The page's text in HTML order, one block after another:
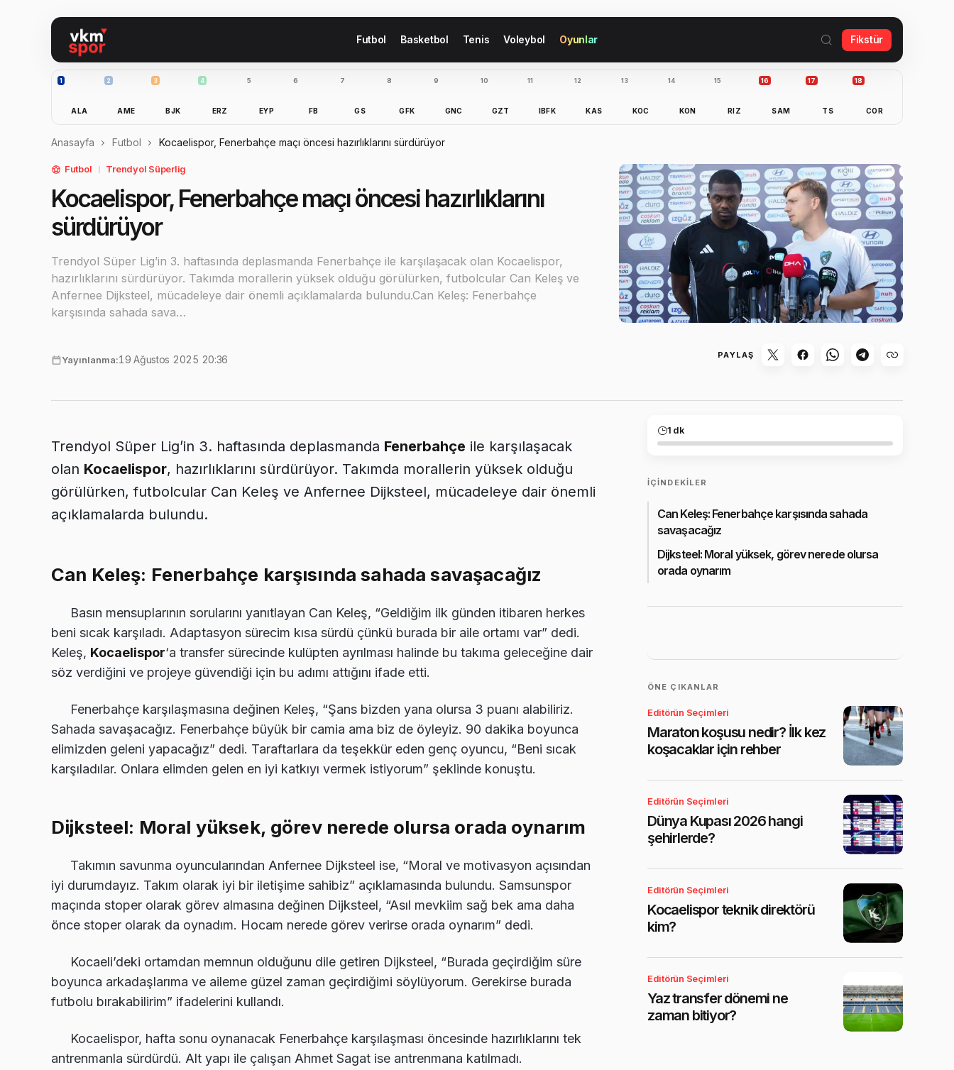
Futbol Basketbol Tenis Voleybol Oyunlar Fikstür
1
ALA
2
AME
3
BJK
4
ERZ
5
EYP
6
FB
7
GS
8
GFK
9
GNC
10
GZT
11
IBFK
12
KAS
13
KOC
14
KON
15
RIZ
16
SAM
17
TS
18
COR
Anasayfa Futbol Kocaelispor, Fenerbahçe maçı öncesi hazırlıklarını sürdürüyor
Futbol Trendyol Süperlig
Kocaelispor, Fenerbahçe maçı öncesi hazırlıklarını
sürdürüyor
Trendyol Süper Lig’in 3. haftasında deplasmanda Fenerbahçe ile karşılaşacak olan Kocaelispor,
hazırlıklarını sürdürüyor. Takımda morallerin yüksek olduğu görülürken, futbolcular Can Keleş ve
Anfernee Dijksteel, mücadeleye dair önemli açıklamalarda bulundu.Can Keleş: Fenerbahçe
karşısında sahada sava…
Yayınlanma:19 Ağustos 2025 20:36 PAYLAŞ
Trendyol Süper Lig’in 3. haftasında deplasmanda Fenerbahçe ile karşılaşacak
olan Kocaelispor, hazırlıklarını sürdürüyor. Takımda morallerin yüksek olduğu
görülürken, futbolcular Can Keleş ve Anfernee Dijksteel, mücadeleye dair önemli
açıklamalarda bulundu.
Can Keleş: Fenerbahçe karşısında sahada savaşacağız
Basın mensuplarının sorularını yanıtlayan Can Keleş, “Geldiğim ilk günden itibaren herkes
beni sıcak karşıladı. Adaptasyon sürecim kısa sürdü çünkü burada bir aile ortamı var” dedi.
Keleş, Kocaelispor‘a transfer sürecinde kulüpten ayrılması halinde bu takıma geleceğine dair
söz verdiğini ve projeye güvendiği için bu adımı attığını ifade etti.
Fenerbahçe karşılaşmasına değinen Keleş, “Şans bizden yana olursa 3 puanı alabiliriz.
Sahada savaşacağız. Fenerbahçe büyük bir camia ama biz de öyleyiz. 90 dakika boyunca
elimizden geleni yapacağız” dedi. Taraftarlara da teşekkür eden genç oyuncu, “Beni sıcak
karşıladılar. Onlara elimden gelen en iyi katkıyı vermek istiyorum” şeklinde konuştu.
Dijksteel: Moral yüksek, görev nerede olursa orada oynarım
Takımın savunma oyuncularından Anfernee Dijksteel ise, “Moral ve motivasyon açısından
iyi durumdayız. Takım olarak iyi bir iletişime sahibiz” açıklamasında bulundu. Samsunspor
maçında stoper olarak görev almasına değinen Dijksteel, “Asıl mevkiim sağ bek ama daha
önce stoper olarak da oynadım. Hocam nerede görev verirse orada oynarım” dedi.
Kocaeli’deki ortamdan memnun olduğunu dile getiren Dijksteel, “Burada geçirdiğim süre
boyunca arkadaşlarıma ve aileme güzel zaman geçirdiğimi söylüyorum. Gerekirse burada
futbolu bırakabilirim” ifadelerini kullandı.
Kocaelispor, hafta sonu oynanacak Fenerbahçe karşılaşması öncesinde hazırlıklarını tek
antrenmanla sürdürdü. Alt yapı ile çalışan Ahmet Sagat ise antrenmana katılmadı.
1 dk
İÇINDEKILER
Can Keleş: Fenerbahçe karşısında sahada
savaşacağız
Dijksteel: Moral yüksek, görev nerede olursa
orada oynarım
ÖNE ÇIKANLAR
Editörün Seçimleri
Maraton koşusu nedir? İlk kez
koşacaklar için rehber
Editörün Seçimleri
Dünya Kupası 2026 hangi
şehirlerde?
Editörün Seçimleri
Kocaelispor teknik direktörü
kim?
Editörün Seçimleri
Yaz transfer dönemi ne
zaman bitiyor?